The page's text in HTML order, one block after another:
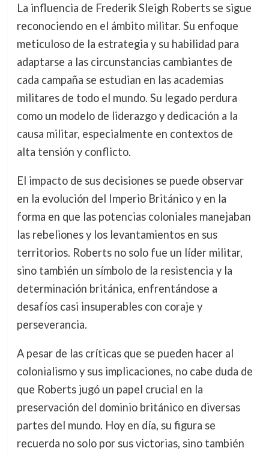
La influencia de Frederik Sleigh Roberts se sigue
reconociendo en el ámbito militar. Su enfoque
meticuloso de la estrategia y su habilidad para
adaptarse a las circunstancias cambiantes de
cada campaña se estudian en las academias
militares de todo el mundo. Su legado perdura
como un modelo de liderazgo y dedicación a la
causa militar, especialmente en contextos de
alta tensión y conflicto.
El impacto de sus decisiones se puede observar
en la evolución del Imperio Británico y en la
forma en que las potencias coloniales manejaban
las rebeliones y los levantamientos en sus
territorios. Roberts no solo fue un líder militar,
sino también un símbolo de la resistencia y la
determinación británica, enfrentándose a
desafíos casi insuperables con coraje y
perseverancia.
A pesar de las críticas que se pueden hacer al
colonialismo y sus implicaciones, no cabe duda de
que Roberts jugó un papel crucial en la
preservación del dominio británico en diversas
partes del mundo. Hoy en día, su figura se
recuerda no solo por sus victorias, sino también